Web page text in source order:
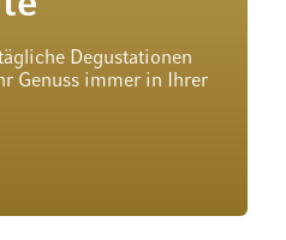
Degustationen
Genuss immer in Ihrer